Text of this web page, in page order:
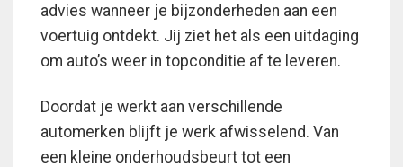
advies wanneer je bijzonderheden aan een
voertuig ontdekt. Jij ziet het als een uitdaging
om auto’s weer in topconditie af te leveren.
Doordat je werkt aan verschillende
automerken blijft je werk afwisselend. Van
een kleine onderhoudsbeurt tot een